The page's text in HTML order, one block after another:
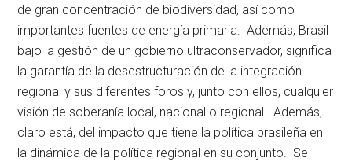
de gran concentración de biodiversidad, así como
importantes fuentes de energía primaria. Además, Brasil
bajo la gestión de un gobierno ultraconservador, significa
la garantía de la desestructuración de la integración
regional y sus diferentes foros y, junto con ellos, cualquier
visión de soberanía local, nacional o regional. Además,
claro está, del impacto que tiene la política brasileña en
la dinámica de la política regional en su conjunto. Se